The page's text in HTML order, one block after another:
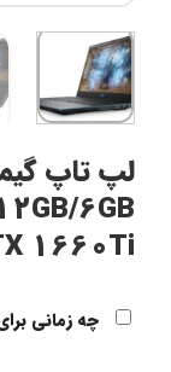
6GB
1660Ti
چه زمانی